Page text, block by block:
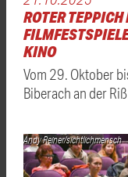
ROTER
KINO
Vom 29. Oktober
Biberach an der
Andy Reiner/sichtlichmensch